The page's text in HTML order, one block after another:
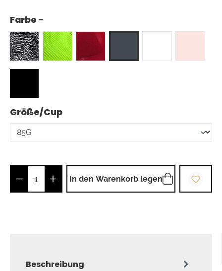
Farbe -
Größe/Cupauswählen
Produkt Anzahl: Gib den gewünschten
In den Warenkorb legen
Beschreibung